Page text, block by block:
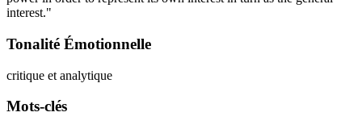
interest."
Tonalité Émotionnelle
critique et analytique
Mots-clés